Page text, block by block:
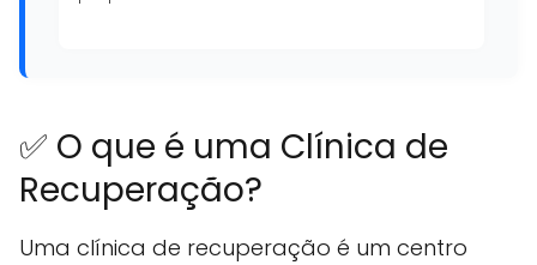
✅ O que é uma Clínica de
Recuperação?
Uma clínica de recuperação é um centro